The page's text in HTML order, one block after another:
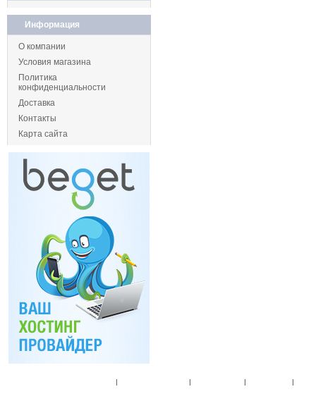
Информация
О компании
Условия магазина
Политика
конфиденциальности
Доставка
Контакты
Карта сайта
| | | |